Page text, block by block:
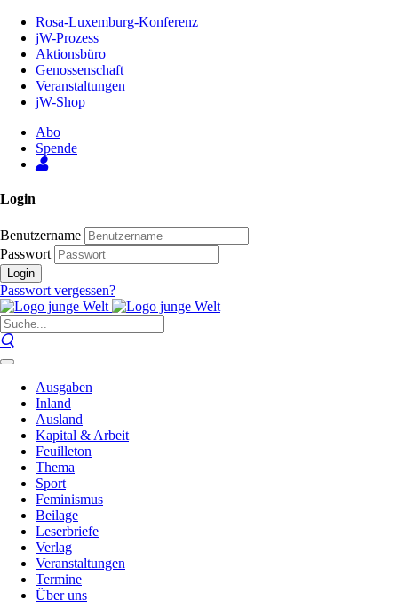
Inhalt
Seite
Rosa-Luxemburg-Konferenz
jW-Prozess
Aktionsbüro
Genossenschaft
Veranstaltungen
jW-Shop
Abo
Spende
Login
Benutzername
Passwort
Login
Passwort vergessen?
Ausgaben
Inland
Ausland
Kapital & Arbeit
Feuilleton
Thema
Sport
Feminismus
Beilage
Leserbriefe
Verlag
Veranstaltungen
Termine
Über uns